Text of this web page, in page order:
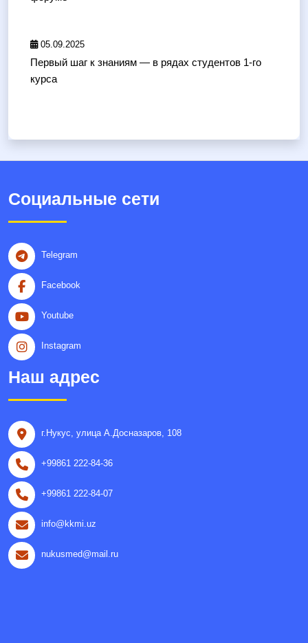
05.09.2025
Первый шаг к знаниям — в рядах студентов 1-го
курса
Социальные сети
Telegram
Facebook
Youtube
Instagram
Наш адрес
г.Нукус, улица A.Досназаров, 108
+99861 222-84-36
+99861 222-84-07
info@kkmi.uz
nukusmed@mail.ru